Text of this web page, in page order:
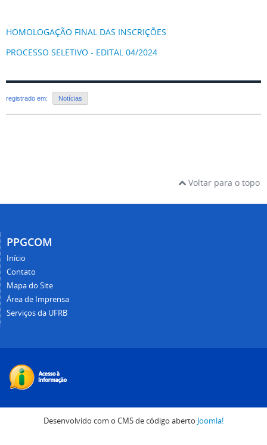
HOMOLOGAÇÃO FINAL DAS INSCRIÇÕES
PROCESSO SELETIVO - EDITAL 04/2024
registrado em: Notícias
Voltar para o topo
PPGCOM
Início
Contato
Mapa do Site
Área de Imprensa
Serviços da UFRB
Desenvolvido com o CMS de código aberto Joomla!